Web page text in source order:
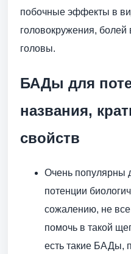
побочные эффекты в
головокружения, болей
головы.
БАДы для
названия,
свойств
Очень популярны
потенции
сожалению, не все
помочь в такой
есть такие БАДы,